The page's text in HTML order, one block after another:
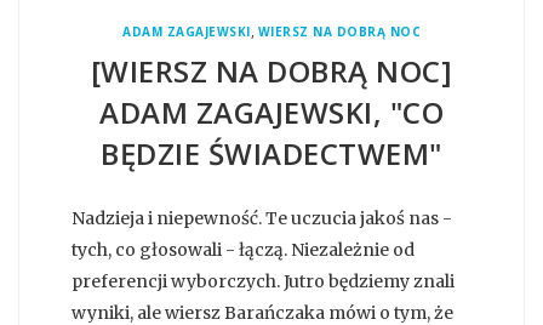
ADAM ZAGAJEWSKI, WIERSZ NA DOBRĄ NOC
[WIERSZ NA DOBRĄ NOC]
ADAM ZAGAJEWSKI, "CO
BĘDZIE ŚWIADECTWEM"
Nadzieja i niepewność. Te uczucia jakoś nas -
tych, co głosowali - łączą. Niezależnie od
preferencji wyborczych. Jutro będziemy znali
wyniki, ale wiersz Barańczaka mówi o tym, że